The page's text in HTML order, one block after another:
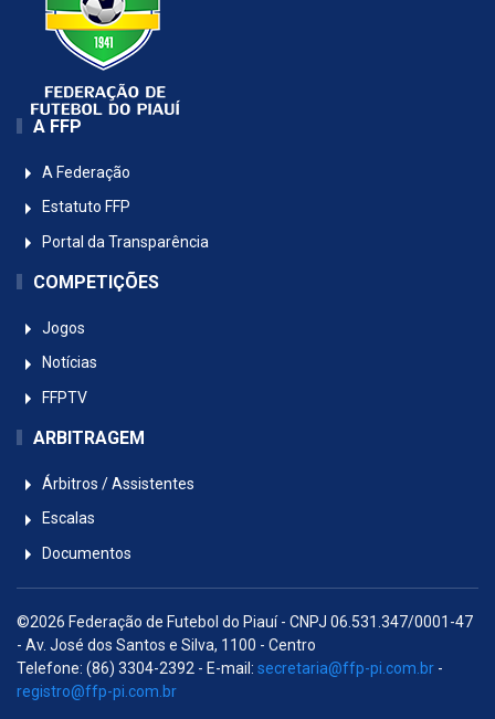
A FFP
A Federação
Estatuto FFP
Portal da Transparência
COMPETIÇÕES
Jogos
Notícias
FFPTV
ARBITRAGEM
Árbitros / Assistentes
Escalas
Documentos
©2026 Federação de Futebol do Piauí - CNPJ 06.531.347/0001-47
- Av. José dos Santos e Silva, 1100 - Centro
Telefone: (86) 3304-2392 - E-mail: secretaria@ffp-pi.com.br -
registro@ffp-pi.com.br